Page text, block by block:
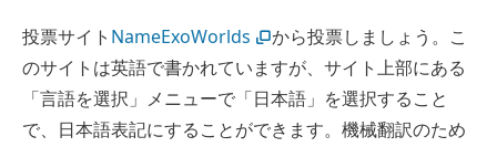
投票サイト NameExoWorlds
から投票しましょう。こ
のサイトは英語で書かれていますが、サイト上部にある
「言語を選択」メニューで「日本語」を選択すること
で、日本語表記にすることができます。機械翻訳のため